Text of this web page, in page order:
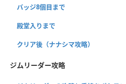
バッジ8個目まで
殿堂入りまで
クリア後（ナナシマ攻略）
ジムリーダー攻略